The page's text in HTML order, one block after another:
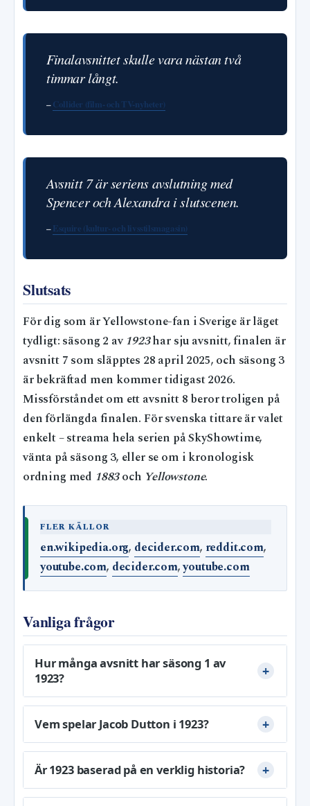
Finalavsnittet skulle vara nästan två
timmar långt.
–Collider (film- och TV-nyheter)
Avsnitt 7 är seriens avslutning med
Spencer och Alexandra i slutscenen.
–Esquire (kultur- och livsstilsmagasin)
Slutsats
För dig som är Yellowstone-fan i Sverige är läget
tydligt: säsong 2 av1923har sju avsnitt, finalen är
avsnitt 7 som släpptes 28 april 2025, och säsong 3
är bekräftad men kommer tidigast 2026.
Missförståndet om ett avsnitt 8 beror troligen på
den förlängda finalen. För svenska tittare är valet
enkelt – streama hela serien på SkyShowtime,
vänta på säsong 3, eller se om i kronologisk
ordning med 1883och Yellowstone.
FLER KÄLLOR
en.wikipedia.org, decider.com, reddit.com,
youtube.com, decider.com,youtube.com
Vanliga frågor
Hur många avsnitt har säsong 1 av
1923?
Vem spelar Jacob Dutton i 1923?
Är 1923 baserad på en verklig historia?